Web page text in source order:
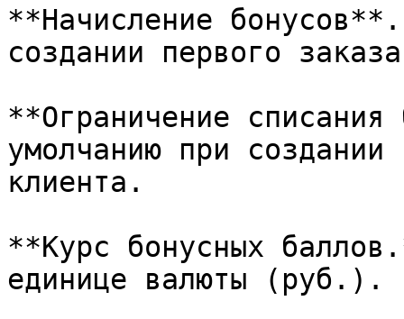
**Начисление
создании первого
**Ограничение
умолчанию при
клиента.
**Курс бонусных
единице валюты (руб.).